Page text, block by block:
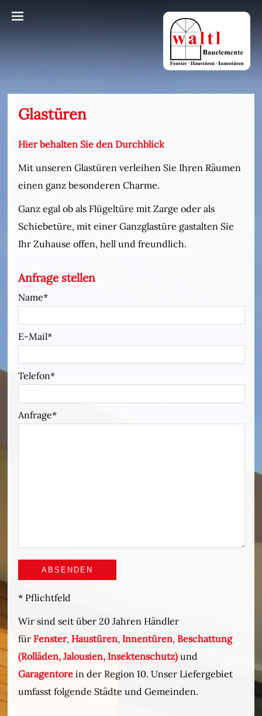
Glastüren
Hier behalten Sie den Durchblick
Mit unseren Glastüren verleihen Sie Ihren Räumen
einen ganz besonderen Charme.
Ganz egal ob als Flügeltüre mit Zarge oder als
Schiebetüre, mit einer Ganzglastüre gastalten Sie
Ihr Zuhause offen, hell und freundlich.
Anfrage stellen
Name
E-Mail
Telefon
Anfrage
* Pflichtfeld
Wir sind seit über 20 Jahren Händler
fürFenster,Haustüren,Innentüren,Beschattung
(Rolläden, Jalousien, Insektenschutz) und
Garagentore in der Region 10. Unser Liefergebiet
umfasst folgende Städte und Gemeinden.